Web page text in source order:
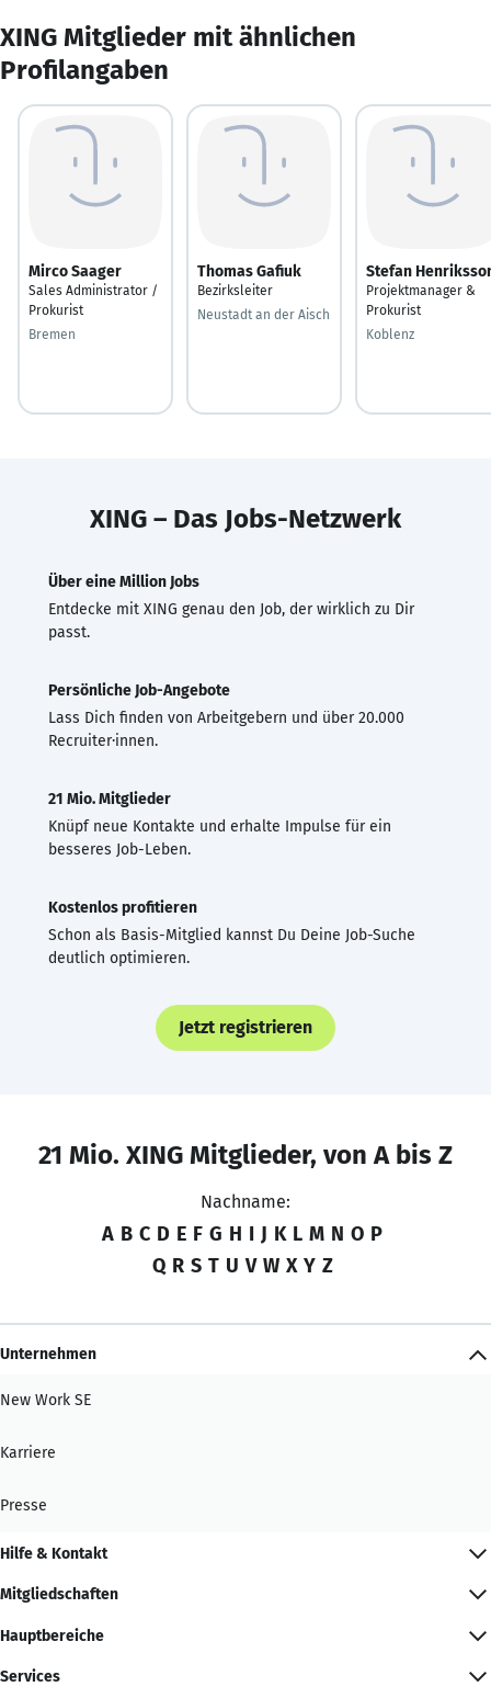
XING Mitglieder mit ähnlichen
Profilangaben
Mirco Saager
Sales Administrator /
Prokurist
Bremen
Thomas Gafiuk
Bezirksleiter
Neustadt an der Aisch
Stefan
Projektmanager &
Prokurist
Koblenz
XING – Das Jobs-Netzwerk
Über eine Million Jobs
Entdecke mit XING genau den Job, der wirklich zu Dir
passt.
Persönliche Job-Angebote
Lass Dich finden von Arbeitgebern und über 20.000
Recruiter·innen.
21 Mio. Mitglieder
Knüpf neue Kontakte und erhalte Impulse für ein
besseres Job-Leben.
Kostenlos profitieren
Schon als Basis-Mitglied kannst Du Deine Job-Suche
deutlich optimieren.
Jetzt registrieren
21 Mio. XING Mitglieder, von A bis Z
Nachname:
A B C D E F G H I J K L M N O P
Q R S T U V W X Y Z
Unternehmen
New Work SE
Karriere
Presse
Hilfe & Kontakt
Mitgliedschaften
Hauptbereiche
Services